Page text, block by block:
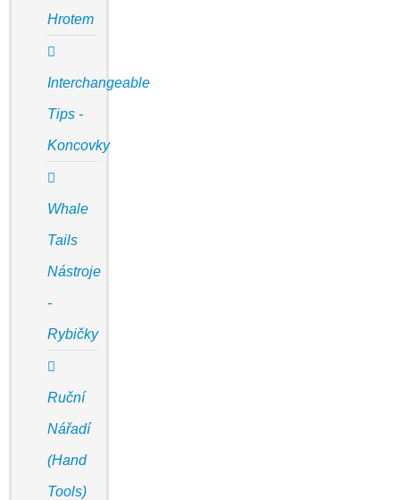
Hrotem
Interchangeable
Tips -
Koncovky
Whale
Tails
Nástroje
-
Rybičky
Ruční
Nářadí
(Hand
Tools)